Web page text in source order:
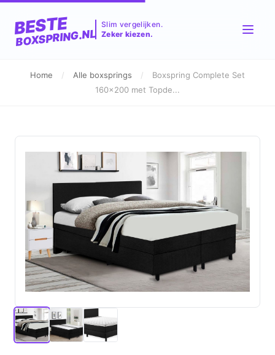
BESTE
BOXSPRING.NL
Slim vergelijken.
Zeker kiezen.
Home / Alle boxsprings /
Boxspring Complete Set
160x200 met Topde...